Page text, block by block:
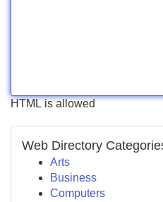
HTML is allowed
Web Directory
Arts
Business
Computers